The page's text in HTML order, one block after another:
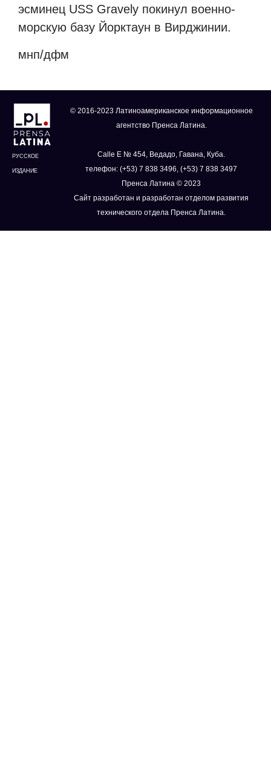
эсминец USS Gravely покинул военно-
морскую базу Йорктаун в Вирджинии.
мнп/дфм
РУССКОЕ
ИЗДАНИЕ
© 2016-2023 Латиноамериканское информационное
агентство Пренса Латина.
Calle E № 454, Ведадо, Гавана, Куба.
телефон: (+53) 7 838 3496, (+53) 7 838 3497
Пренса Латина © 2023
Сайт разработан и разработан отделом развития
технического отдела Пренса Латина.